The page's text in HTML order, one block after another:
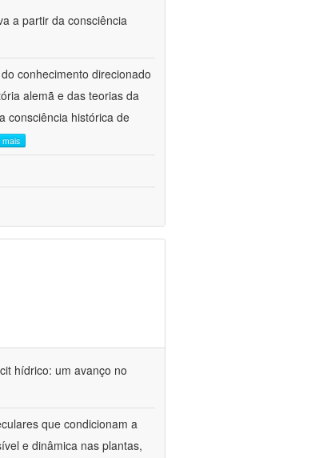
a partir da consciência
conhecimento direcionado
alemã e das teorias da
consciência histórica de
mais
hídrico: um avanço no
que condicionam a
e dinâmica nas plantas,